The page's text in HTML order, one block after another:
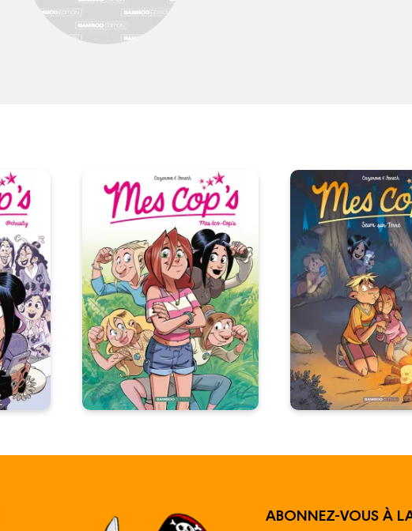
ABONNEZ-VOUS À